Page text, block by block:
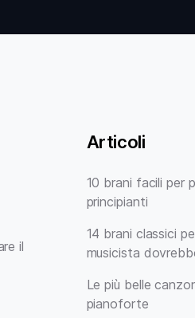
il
Articoli
10 brani facili per
principianti
14 brani classici
musicista
Le più belle
pianoforte